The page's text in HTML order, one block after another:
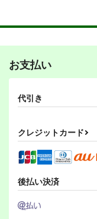
お支払い
代引き
クレジットカード
後払い決済